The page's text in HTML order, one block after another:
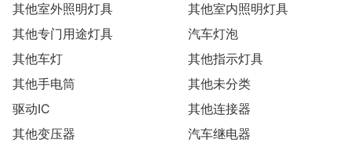
其他室外照明灯具
其他室内照明灯具
其他专门用途灯具
汽车灯泡
其他车灯
其他指示灯具
其他手电筒
其他未分类
驱动IC
其他连接器
其他变压器
汽车继电器